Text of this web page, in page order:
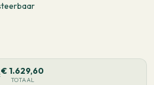
€ 1.629,60
TOTAAL